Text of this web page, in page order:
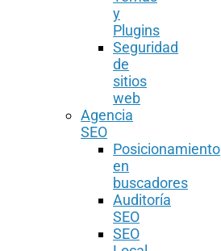
y
Plugins
Seguridad
de
sitios
web
Agencia
SEO
Posicionamiento
en
buscadores
Auditoría
SEO
SEO